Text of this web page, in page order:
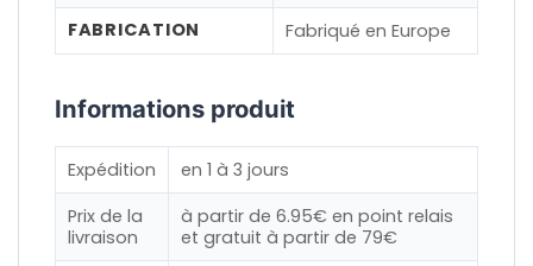
FABRICATION
Fabriqué en Europe
Informations produit
Expédition
en 1 à 3 jours
Prix de la
livraison
à partir de 6.95€ en point relais
et gratuit à partir de 79€